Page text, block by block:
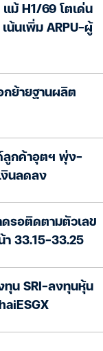
แม้ H1/69 โตเด่น
น้นเพิ่ม ARPU-ผู้
กย้ายฐานผลิต
ด์ลูกค้าอุตฯ พุ่ง-
งินลดลง
รอติดตามตัวเลข
า 33.15-33.25
ทุน SRI-ลงทุนหุ้น